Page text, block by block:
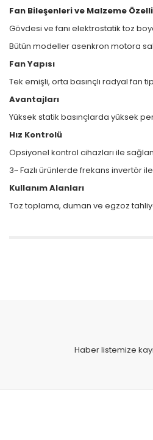
Fan Bileşenleri ve Malzeme
Gövdesi ve fanı elektrostatik toz
Bütün modeller asenkron motora
Fan Yapısı
Tek emişli, orta basınçlı radyal fan
Avantajları
Yüksek statik basınçlarda yüksek
Hız Kontrolü
Opsiyonel kontrol cihazları ile
3~ Fazlı ürünlerde frekans invertör
Kullanım Alanları
Toz toplama, duman ve egzoz
Ürün fiyatı diğer sitelerden daha
Haber listemize